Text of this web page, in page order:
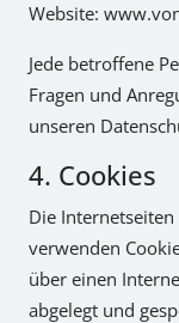
Website:
Jede betroffene
Fragen und
unseren
4. Cookies
Die
verwenden
über einen
abgelegt und